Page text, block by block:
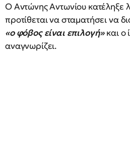
Ο Αντώνης Αντωνίου κατέληξε
προτίθεται να σταματήσει να
«ο φόβος είναι επιλογή»και ο
αναγνωρίζει.